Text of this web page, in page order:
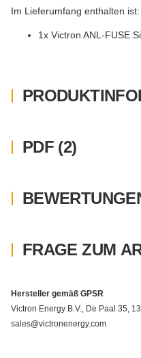
Im Lieferumfang enthalten ist:
1x Victron ANL-FUSE
PDF (2)
FRAGE ZUM
Hersteller gemäß GPSR
Victron Energy B.V., De Paal 35,
sales@victronenergy.com